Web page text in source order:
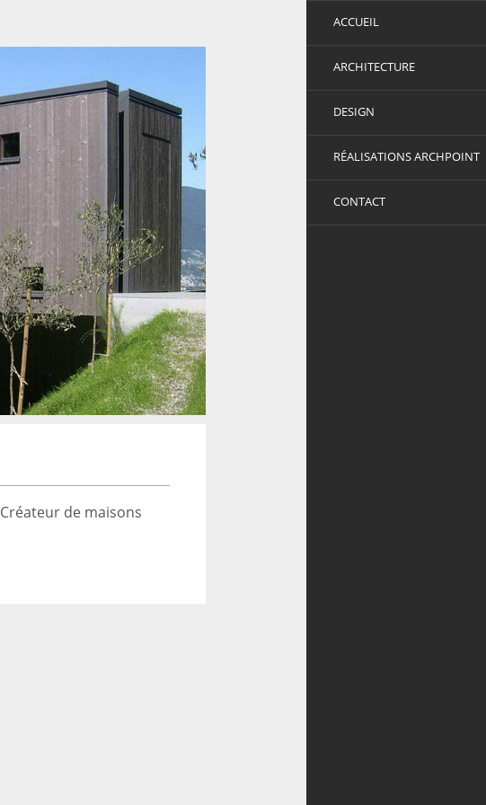
ACCUEIL
ARCHITECTURE
DESIGN
RÉALISATIONS ARCHPOINT
CONTACT
Créateur de maisons